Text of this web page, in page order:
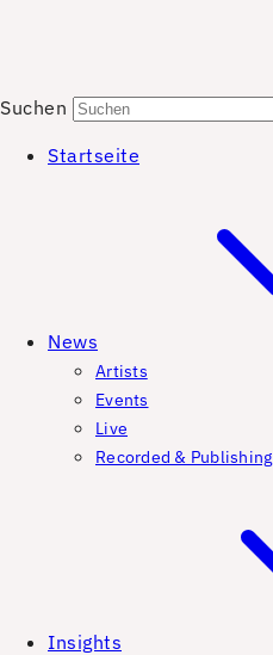
Suchen
Startseite
News
Artists
Events
Live
Recorded & Publishing
Insights